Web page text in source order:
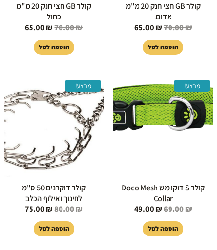
קולר GB חצי חנק 20 מ"מ
אדום.
70.00₪
65.00 ₪
הוספה לסל
קולר GB חצי חנק 20 מ"מ
כחול
70.00₪
65.00 ₪
הוספה לסל
מבצע!
קולר S דוקו מש Doco Mesh
Collar
69.00₪
המחיר
המקורי
היה:
69.00 ₪.
49.00 ₪
הנוכחי
הוא:
49.00 ₪.
הוספה לסל
מבצע!
קולר דוקרנים 50 ס"מ
לחינוך ואילוף הכלב
80.00₪
המקורי
היה:
75.00 ₪
הנוכחי
הוא:
75.00 ₪.
הוספה לסל